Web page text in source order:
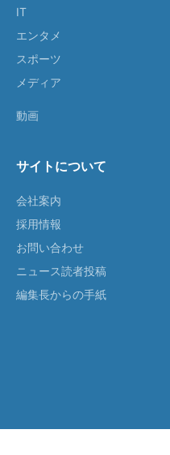
IT
エンタメ
スポーツ
メディア
動画
サイトについて
会社案内
採用情報
お問い合わせ
ニュース読者投稿
編集長からの手紙